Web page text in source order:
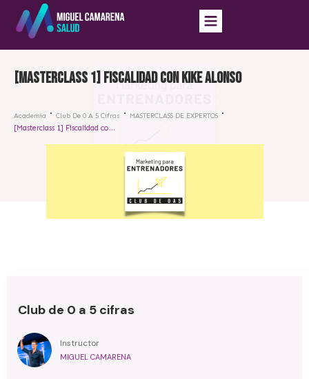
[Masterclass 1] Fiscalidad con Kike Alonso
Academia Club De 0 A 5 Cifras MASTERCLASS DE EXPERTOS
[Masterclass 1] Fiscalidad con Kike Alonso
Club de 0 a 5 cifras
Instructor
MIGUEL CAMARENA